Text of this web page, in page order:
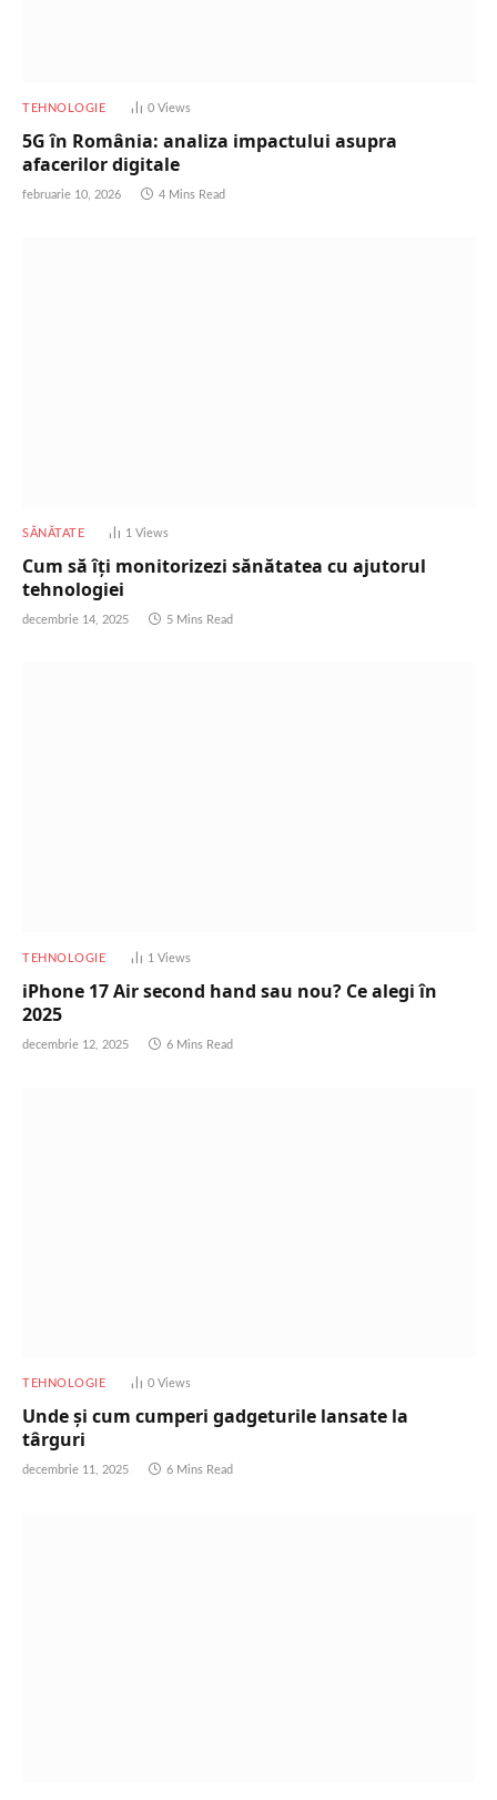
TEHNOLOGIE 0 Views
5G în România: analiza impactului asupra
afacerilor digitale
februarie 10, 2026 4 Mins Read
SĂNĂTATE 1Views
Cum să îți monitorizezi sănătatea cu ajutorul
tehnologiei
decembrie 14, 2025 5 Mins Read
TEHNOLOGIE 1 Views
iPhone 17 Air second hand sau nou? Ce alegi în
2025
decembrie 12, 2025 6 Mins Read
TEHNOLOGIE 0 Views
Unde și cum cumperi gadgeturile lansate la
târguri
decembrie 11, 2025 6 Mins Read